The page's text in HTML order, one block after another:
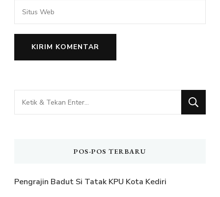
Mencari
Sesuatu?
POS-POS TERBARU
Pengrajin Badut Si Tatak KPU Kota Kediri